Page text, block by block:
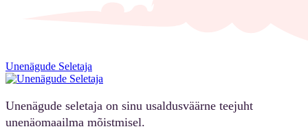
Unenägude Seletaja
Unenägude seletaja on sinu usaldusväärne teejuht
unenäomaailma mõistmisel.